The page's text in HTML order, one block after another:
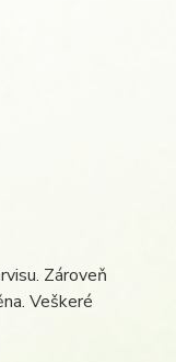
Zároveň
Veškeré